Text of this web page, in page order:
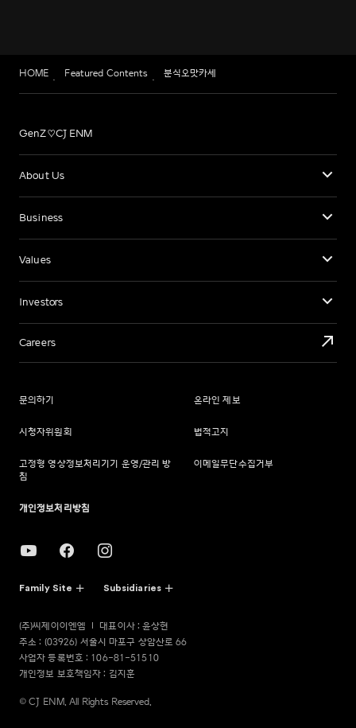
HOME Featured Contents 분식오맛카세
GenZ♡CJ ENM
About Us
Business
Values
Investors
Careers
문의하기 온라인 제보
시청자위원회 법적고지
고정형 영상정보처리기기 운영/관리 방
침
이메일무단수집거부
개인정보처리방침
Family Site Subsidiaries
(주)씨제이이엔엠
대표이사 : 윤상현
주소 : (03926) 서울시 마포구 상암산로 66
사업자 등록번호 : 106-81-51510
개인정보 보호책임자 : 김지훈
© CJ ENM. All Rights Reserved.